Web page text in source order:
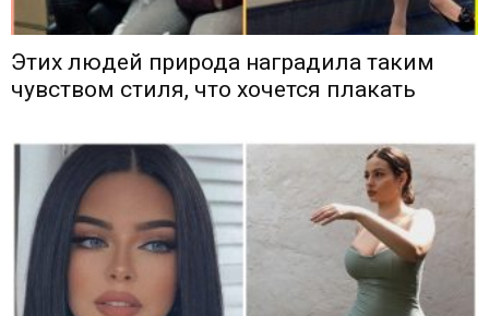
Этих людей природа наградила таким
чувством стиля, что хочется плакать